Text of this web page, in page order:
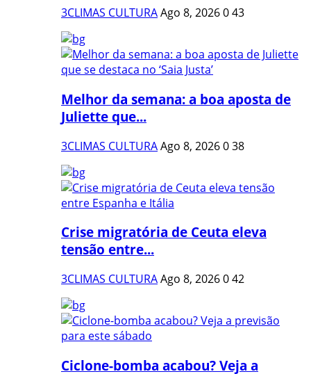
3CLIMAS CULTURAAgo 8, 2026043
Melhor da semana: a boa aposta de
Juliette que...
3CLIMAS CULTURAAgo 8, 2026038
Crise migratória de Ceuta eleva
tensão entre...
3CLIMAS CULTURAAgo 8, 2026042
Ciclone-bomba acabou? Veja a